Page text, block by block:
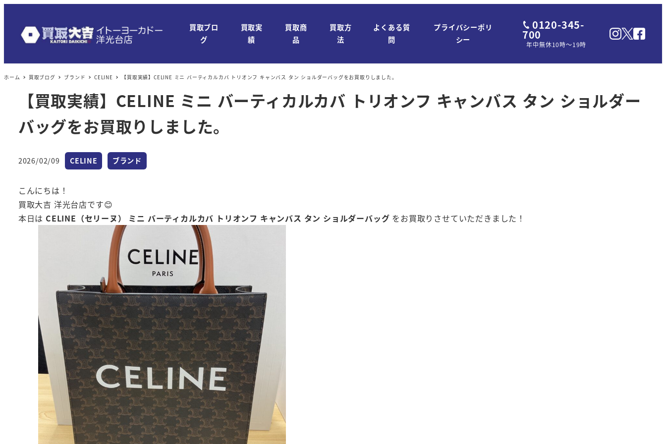
ン
テ
買取ブロ
グ
買取実
績
買取商
品
買取方
法
よくある質
問
プライバシーポリ
シー
0120-345-
700
年中無休10時～19時
ホーム 買取ブログ ブランド CELINE 【買取実績】CELINE ミニ バーティカルカバ トリオンフ キャンバス タン ショルダーバッグをお買取りしました。
【買取実績】CELINE ミニ バーティカルカバ トリオンフ キャンバス タン ショルダー
バッグをお買取りしました。
投稿日
2026/02/09 カテゴリー
CELINE カテゴリー
ブランド
こんにちは！
買取大吉 洋光台店です😊
本日は CELINE（セリーヌ） ミニ バーティカルカバ トリオンフ キャンバス タン ショルダーバッグ をお買取りさせていただきました！